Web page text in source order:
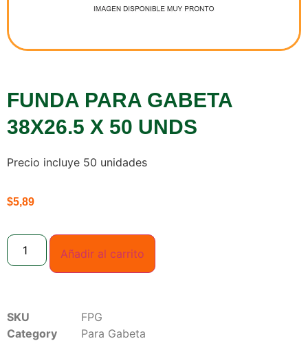
FUNDA PARA GABETA
38X26.5 X 50 UNDS
Precio incluye 50 unidades
$5,89
Añadir al carrito
SKU
FPG
Category
Para Gabeta